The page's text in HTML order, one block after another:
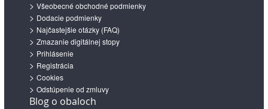
Všeobecné obchodné podmienky
Dodacie podmienky
Najčastejšie otázky (FAQ)
Zmazanie digitálnej stopy
Prihlásenie
Registrácia
Cookies
Odstúpenie od zmluvy
Blog o obaloch